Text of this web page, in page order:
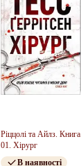
Ріццолі та Айлз. Книга
01. Хірург
В наявності